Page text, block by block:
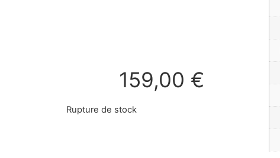
159,00 €
Rupture de stock